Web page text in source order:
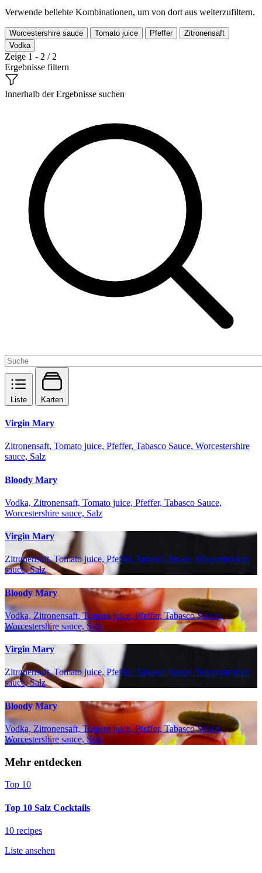
Verwende beliebte Kombinationen, um von dort aus weiterzufiltern.
Worcestershire sauce Tomato juice Pfeffer
Zitronensaft
Vodka
Zeige 1 - 2 / 2
Ergebnisse filtern
Innerhalb der Ergebnisse suchen
Liste Karten
Virgin Mary
Zitronensaft, Tomato juice, Pfeffer, Tabasco Sauce, Worcestershire
sauce, Salz
Bloody Mary
Vodka, Zitronensaft, Tomato juice, Pfeffer, Tabasco Sauce,
Worcestershire sauce, Salz
Virgin Mary
Zitronensaft, Tomato juice, Pfeffer, Tabasco Sauce, Worcestershire
sauce, Salz
Bloody Mary
Vodka, Zitronensaft, Tomato juice, Pfeffer, Tabasco Sauce,
Worcestershire sauce, Salz
Virgin Mary
Zitronensaft, Tomato juice, Pfeffer, Tabasco Sauce, Worcestershire
sauce, Salz
Bloody Mary
Vodka, Zitronensaft, Tomato juice, Pfeffer, Tabasco Sauce,
Worcestershire sauce, Salz
Mehr entdecken
Top 10
Top 10 Salz Cocktails
10 recipes
Liste ansehen